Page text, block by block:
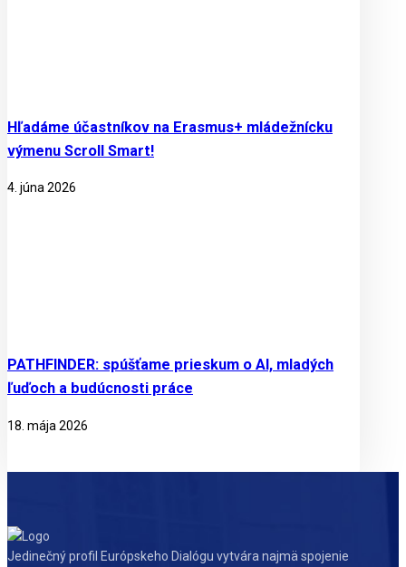
Hľadáme účastníkov na Erasmus+ mládežnícku
výmenu Scroll Smart!
4. júna 2026
PATHFINDER: spúšťame prieskum o AI, mladých
ľuďoch a budúcnosti práce
18. mája 2026
Jedinečný profil Európskeho Dialógu vytvára najmä spojenie